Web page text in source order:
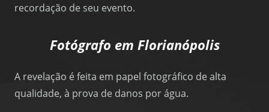
recordação de seu evento.
Fotógrafo em Florianópolis
A revelação é feita em papel fotográfico de alta
qualidade, à prova de danos por água.